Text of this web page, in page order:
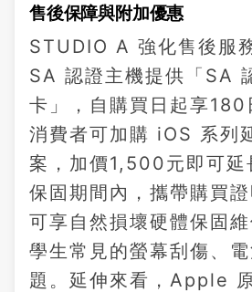
售後保障與附加優惠
STUDIO A 強化售後服
SA 認證主機提供「SA
卡」，自購買日起享180
消費者可加購 iOS 系列
案，加價1,500元即可延
保固期間內，攜帶購買證
可享自然損壞硬體保固
學生常見的螢幕刮傷、
題。延伸來看，Apple